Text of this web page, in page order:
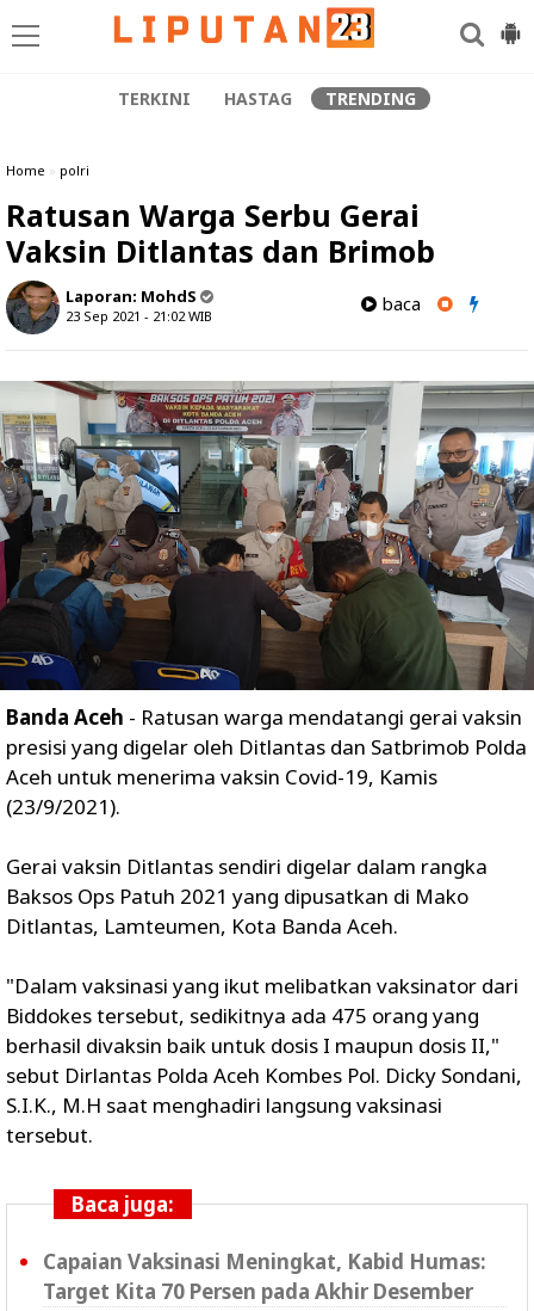
TERKINI HASTAG TRENDING
Home » polri
Ratusan Warga Serbu Gerai
Vaksin Ditlantas dan Brimob
Laporan: MohdS
23 Sep 2021 - 21:02WIB
baca
Banda Aceh - Ratusan warga mendatangi gerai vaksin
presisi yang digelar oleh Ditlantas dan Satbrimob Polda
Aceh untuk menerima vaksin Covid-19, Kamis
(23/9/2021).
Gerai vaksin Ditlantas sendiri digelar dalam rangka
Baksos Ops Patuh 2021 yang dipusatkan di Mako
Ditlantas, Lamteumen, Kota Banda Aceh.
"Dalam vaksinasi yang ikut melibatkan vaksinator dari
Biddokes tersebut, sedikitnya ada 475 orang yang
berhasil divaksin baik untuk dosis I maupun dosis II,"
sebut Dirlantas Polda Aceh Kombes Pol. Dicky Sondani,
S.I.K., M.H saat menghadiri langsung vaksinasi
tersebut.
Baca juga:
Capaian Vaksinasi Meningkat, Kabid Humas:
Target Kita 70 Persen pada Akhir Desember